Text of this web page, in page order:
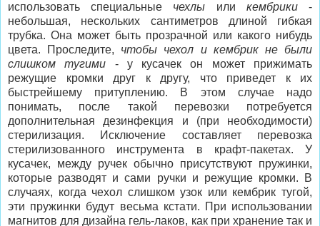
использовать специальные чехлы или кембрики-
небольшая, нескольких сантиметров длиной гибкая
трубка. Она может быть прозрачной или какого нибудь
цвета. Проследите, чтобы чехол и кембрик не были
слишком тугими - у кусачек он может прижимать
режущие кромки друг к другу, что приведет к их
быстрейшему притуплению. В этом случае надо
понимать, после такой перевозки потребуется
дополнительная дезинфекция и (при необходимости)
стерилизация. Исключение составляет перевозка
стерилизованного инструмента в крафт-пакетах. У
кусачек, между ручек обычно присутствуют пружинки,
которые разводят и сами ручки и режущие кромки. В
случаях, когда чехол слишком узок или кембрик тугой,
эти пружинки будут весьма кстати. При использовании
магнитов для дизайна гель-лаков, как при хранение так и